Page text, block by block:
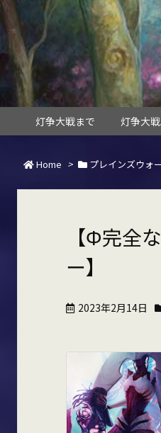
灯争大戦まで 灯争大
Home > プレインズウォ
【Φ完全
ー】
2023年2月14日